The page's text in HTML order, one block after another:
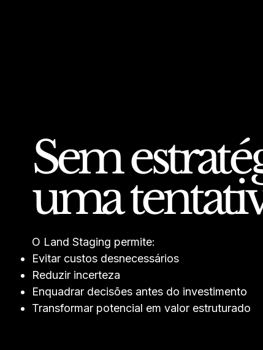
Sem
uma
O Land Staging permite:
Evitar custos desnecessários
Reduzir incerteza
Enquadrar decisões antes do investimento
Transformar potencial em valor estruturado